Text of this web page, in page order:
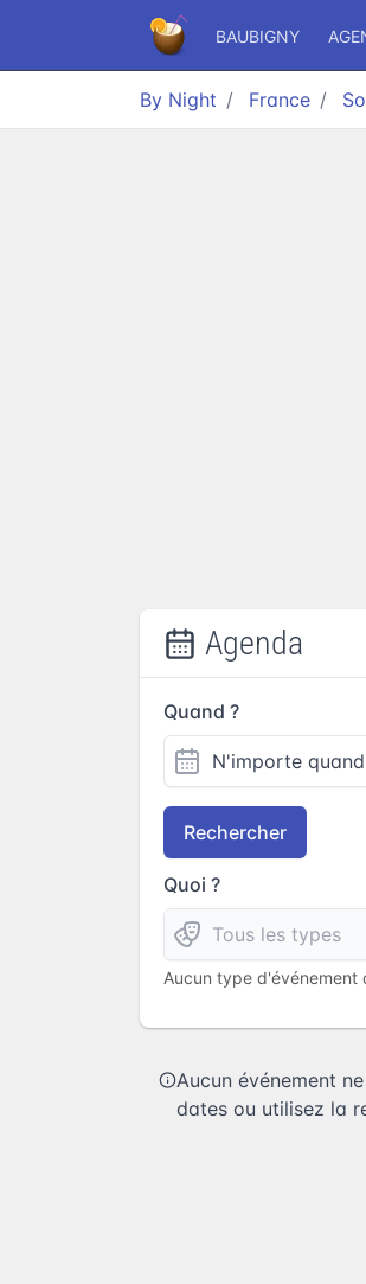
BAUBIGNY
By Night France
Agenda
Quand ?
Rechercher
Quoi ?
Aucun type d'événement
Aucun événement
dates ou utilisez la